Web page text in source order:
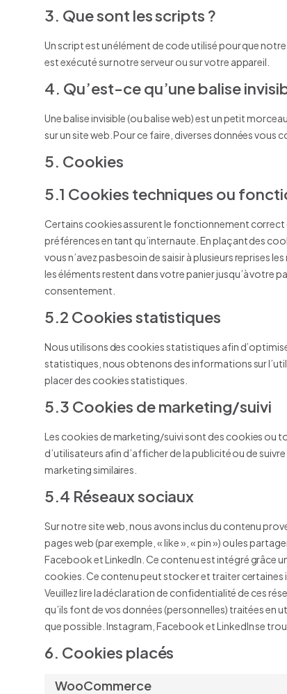
3. Que sont les scripts ?
Un script est un élément de code utilisé pour que
est exécuté sur notre serveur ou sur votre appareil.
4. Qu’est-ce qu’une balise
Une balise invisible (ou balise web) est un petit
sur un site web. Pour ce faire, diverses données vous
5. Cookies
5.1 Cookies techniques ou
Certains cookies assurent le fonctionnement correct
préférences en tant qu’internaute. En plaçant des
vous n’avez pas besoin de saisir à plusieurs reprises
les éléments restent dans votre panier jusqu’à votre
consentement.
5.2 Cookies statistiques
Nous utilisons des cookies statistiques afin
statistiques, nous obtenons des informations sur
placer des cookies statistiques.
5.3 Cookies de marketing/suivi
Les cookies de marketing/suivi sont des cookies ou
d’utilisateurs afin d’afficher de la publicité ou de
marketing similaires.
5.4 Réseaux sociaux
Sur notre site web, nous avons inclus du contenu
pages web (par exemple, « like », « pin ») ou les
Facebook et LinkedIn. Ce contenu est intégré grâce
cookies. Ce contenu peut stocker et traiter certaines
Veuillez lire la déclaration de confidentialité de ces
qu’ils font de vos données (personnelles) traitées en
que possible. Instagram, Facebook et LinkedIn se
6. Cookies placés
WooCommerce